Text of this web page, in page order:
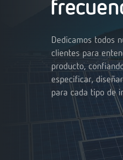
Dedicamos todos
clientes para
producto,
especificar,
para cada tipo de